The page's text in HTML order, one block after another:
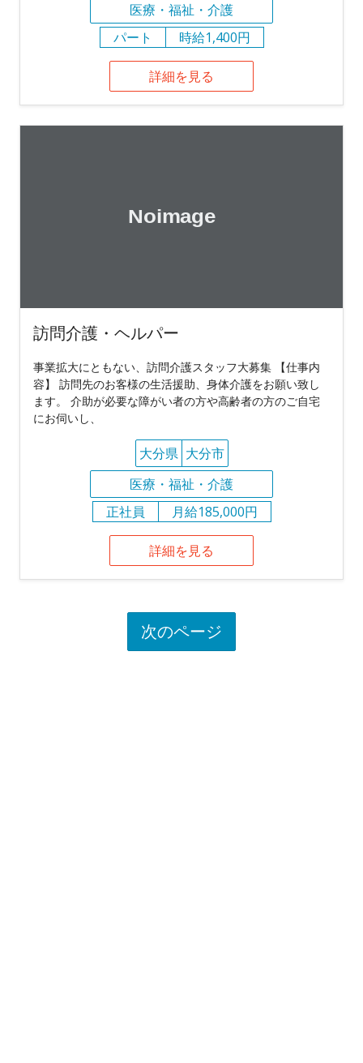
医療・福祉・介護
パート
時給1,400円
詳細を見る
訪問介護・ヘルパー
事業拡大にともない、訪問介護スタッフ大募集 【仕事内
容】 訪問先のお客様の生活援助、身体介護をお願い致し
ます。 介助が必要な障がい者の方や高齢者の方のご自宅
にお伺いし、
大分県 大分市
医療・福祉・介護
正社員
月給185,000円
詳細を見る
次のページ